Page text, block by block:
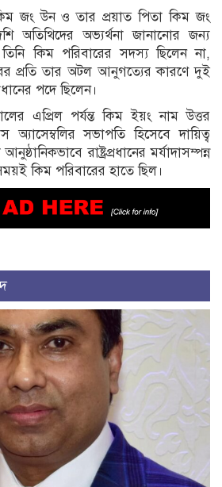
জং উন ও তার প্রয়াত পিতা কিম জং
অতিথিদের অভ্যর্থনা জানানোর জন্য
তিনি কিম পরিবারের সদস্য ছিলেন না,
প্রতি তার অটল আনুগত্যের কারণে দুই
পদে ছিলেন।
এপ্রিল পর্যন্ত কিম ইয়ং নাম উত্তর
অ্যাসেম্বলির সভাপতি হিসেবে দায়িত্ব
রাষ্ট্রপ্রধানের মর্যাদাসম্পন্ন
কিম পরিবারের হাতে ছিল।